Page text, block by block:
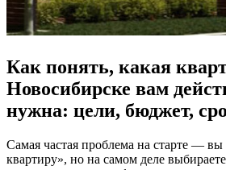
Как понять, какая
Новосибирске вам
нужна: цели, бюджет,
Самая частая проблема на старте —
квартиру», но на самом деле